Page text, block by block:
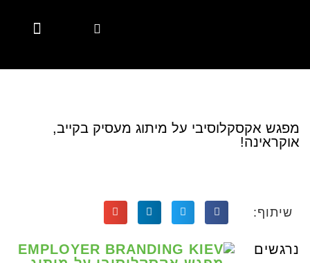
מפגש אקסקלוסיבי על מיתוג מעסיק בקייב,
אוקראינה!
שיתוף:
נרגשים